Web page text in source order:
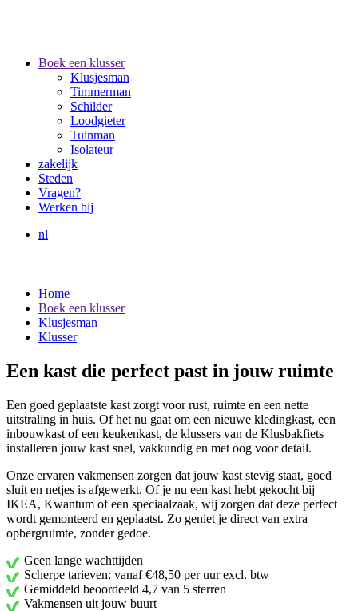
Boek een klusser
Klusjesman
Timmerman
Schilder
Loodgieter
Tuinman
Isolateur
zakelijk
Steden
Vragen?
Werken bij
nl
Home
Boek een klusser
Klusjesman
Klusser
Een kast die perfect past in jouw ruimte
Een goed geplaatste kast zorgt voor rust, ruimte en een nette
uitstraling in huis. Of het nu gaat om een nieuwe kledingkast, een
inbouwkast of een keukenkast, de klussers van de Klusbakfiets
installeren jouw kast snel, vakkundig en met oog voor detail.
Onze ervaren vakmensen zorgen dat jouw kast stevig staat, goed
sluit en netjes is afgewerkt. Of je nu een kast hebt gekocht bij
IKEA, Kwantum of een speciaalzaak, wij zorgen dat deze perfect
wordt gemonteerd en geplaatst. Zo geniet je direct van extra
opbergruimte, zonder gedoe.
Geen lange wachttijden
Scherpe tarieven: vanaf €48,50 per uur excl. btw
Gemiddeld beoordeeld 4,7 van 5 sterren
Vakmensen uit jouw buurt